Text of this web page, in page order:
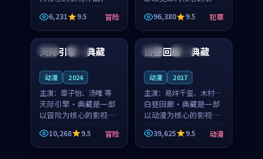
绕危机、反转与人物成
长展开，整体节奏紧
凑，值得推荐观看。
6,231 9.5 冒险
作品，围绕危机、反转
与人物成长展开，整体
节奏紧凑，值得推荐观
看。
96,380 9.5 犯罪
泰国 完结
天际引擎·典藏
动漫 2024
主演： 章子怡、汤唯 等
天际引擎·典藏是一部
以冒险为核心的影视作
品，围绕危机、反转与
人物成长展开，整体节
奏紧凑，值得推荐观
10,268 9.5 冒险
日本 高分
白昼回廊·典藏
动漫 2017
主演： 易烊千玺、木村拓
哉 等
白昼回廊·典藏是一部
以动漫为核心的影视作
品，围绕危机、反转与
人物成长展开，整体节
奏紧凑，值得推荐观
39,625 9.5 动漫